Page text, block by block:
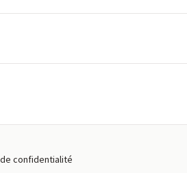
confidentialité